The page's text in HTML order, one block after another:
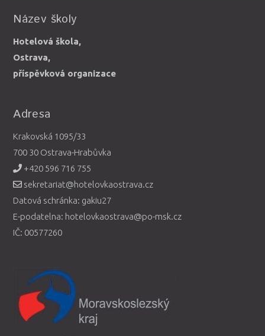
Název školy
Hotelová škola,
Ostrava,
příspěvková organizace
Adresa
Krakovská 1095/33
700 30 Ostrava-Hrabůvka
+420 596 716 755
sekretariat@hotelovkaostrava.cz
Datová schránka: gakiu27
E-podatelna: hotelovkaostrava@po-msk.cz
IČ: 00577260